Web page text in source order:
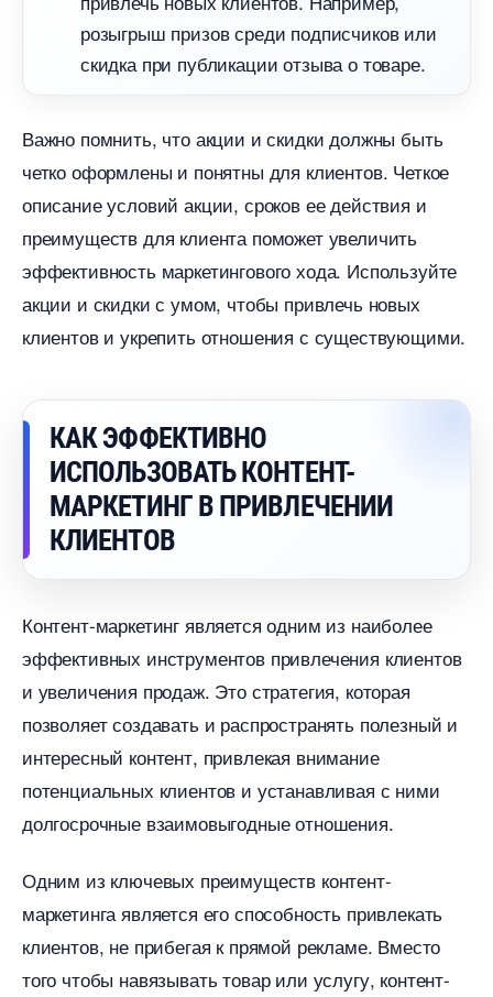
розыгрыш призов среди подписчиков или
скидка при публикации отзыва о товаре.
ажно помнить, что акции и скидки должны быть
четко оформлены и понятны для клиентов. Четкое
описание условий акции, сроков ее действия и
преимуществ для клиента поможет увеличить
эффективность маркетингового хода. Используйте
акции и скидки с умом, чтобы привлечь новых
клиентов и укрепить отношения с существующими.
КАК ЭФФЕКТИВНО
ИСПОЛЬЗОВАТЬ КОНТЕНТ-
МАРКЕТИНГ В ПРИВЛЕЧЕНИИ
КЛИЕНТО
Контент-маркетинг является одним из наиболее
эффективных инструментов привлечения клиенто
и увеличения продаж. Это стратегия, которая
позволяет создавать и распространять полезный и
интересный контент, привлекая внимание
потенциальных клиентов и устанавливая с ними
долгосрочные взаимовыгодные отношения.
Одним из ключевых преимуществ контент-
маркетинга является его способность привлекать
клиентов, не прибегая к прямой рекламе. Вместо
того чтобы навязывать товар или услугу, контент-